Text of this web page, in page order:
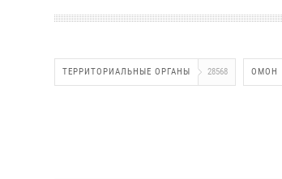
ТЕРРИТОРИАЛЬНЫЕ ОРГАНЫ 28568 ОМОН